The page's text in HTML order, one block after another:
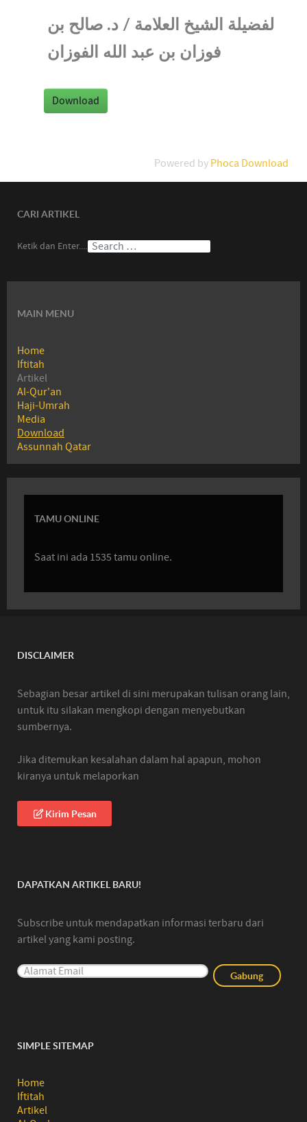
لفضيلة الشيخ العلامة / د. صالح بن
فوزان بن عبد الله الفوزان
Powered by Phoca Download
CARI ARTIKEL
Ketik dan Enter....
MAIN MENU
Home
Iftitah
Artikel
Al-Qur'an
Haji-Umrah
Media
Download
Assunnah Qatar
TAMU ONLINE
Saat ini ada 1535 tamu online.
DISCLAIMER
Sebagian besar artikel di sini merupakan tulisan orang lain,
untuk itu silakan mengkopi dengan menyebutkan
sumbernya.
Jika ditemukan kesalahan dalam hal apapun, mohon
kiranya untuk melaporkan
Kirim Pesan
DAPATKAN ARTIKEL BARU!
Subscribe untuk mendapatkan informasi terbaru dari
artikel yang kami posting.
SIMPLE SITEMAP
Home
Iftitah
Artikel